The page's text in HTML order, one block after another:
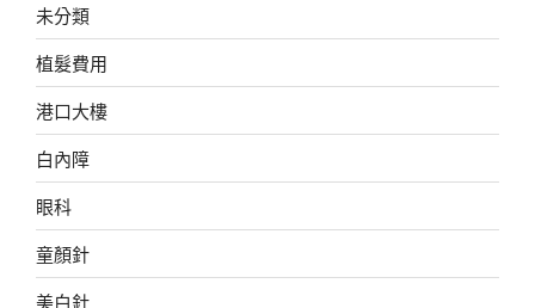
未分類
植髮費用
港口大樓
白內障
眼科
童顏針
美白針